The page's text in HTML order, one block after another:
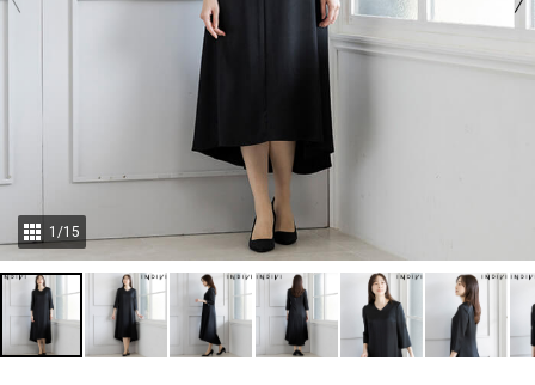
1 /15